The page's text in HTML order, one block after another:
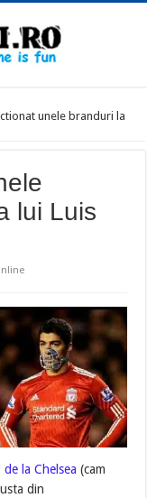
unele branduri la
lui Luis
la Chelsea (cam
din